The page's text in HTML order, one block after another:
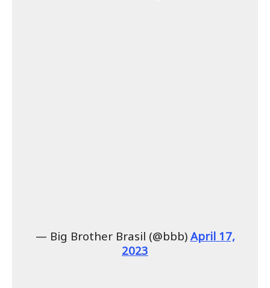
— Big Brother Brasil (@bbb) April 17,
2023